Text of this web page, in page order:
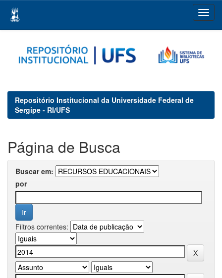
navigation
Repositório Institucional da Universidade Federal de
Sergipe - RI/UFS
Página de Busca
Buscar em:
por
Filtros correntes: